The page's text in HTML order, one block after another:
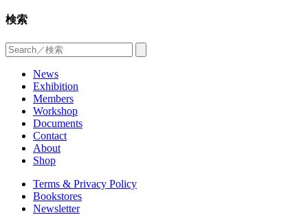
検索
News
Exhibition
Members
Workshop
Documents
Contact
About
Shop
Terms & Privacy Policy
Bookstores
Newsletter